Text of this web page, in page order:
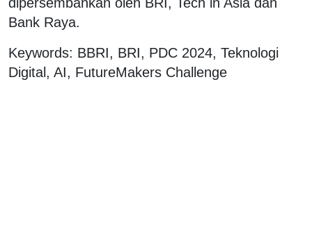
Bank Raya.
Keywords: BBRI, BRI, PDC 2024, Teknologi
Digital, AI, FutureMakers Challenge